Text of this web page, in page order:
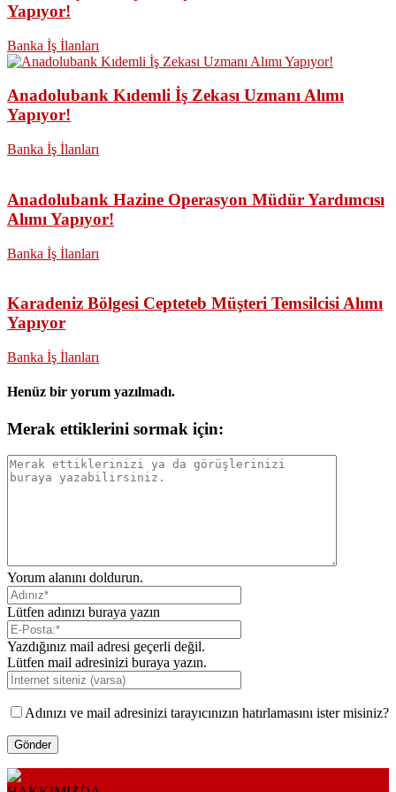
Yapıyor!
Banka İş İlanları
Anadolubank Kıdemli İş Zekası Uzmanı Alımı
Yapıyor!
Banka İş İlanları
Anadolubank Hazine Operasyon Müdür Yardımcısı
Alımı Yapıyor!
Banka İş İlanları
Karadeniz Bölgesi Cepteteb Müşteri Temsilcisi Alımı
Yapıyor
Banka İş İlanları
Henüz bir yorum yazılmadı.
Merak ettiklerini sormak için:
Yorum alanını doldurun.
Lütfen adınızı buraya yazın
Yazdığınız mail adresi geçerli değil.
Lütfen mail adresinizi buraya yazın.
Adınızı ve mail adresinizi tarayıcınızın hatırlamasını ister misiniz?